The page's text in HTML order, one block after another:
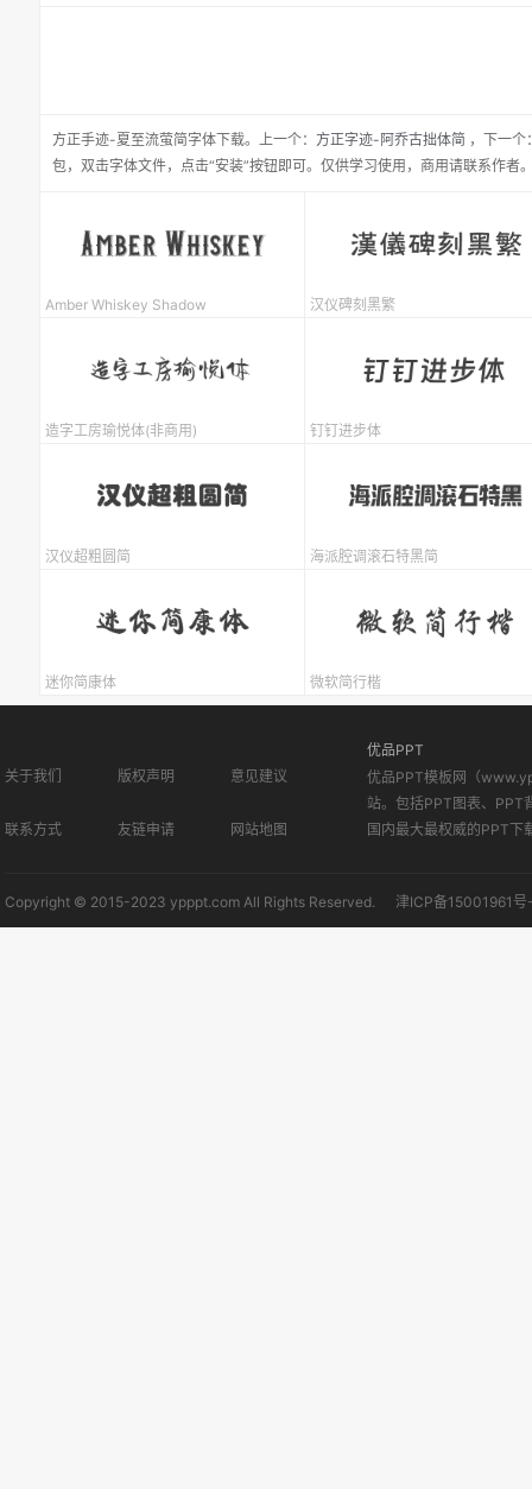
方正手迹-夏至流萤简字体下载。 上一个： 方正字迹-阿乔古拙体简 ， 下一个
包，双击字体文件，点击“安装”按钮即可。仅供学习使用，商用请联系作者
Amber Whiskey Shadow 汉仪碑刻黑繁
造字工房瑜悦体(非商用) 钉钉进步体
汉仪超粗圆简 海派腔调滚石特黑简
迷你简康体 微软简行楷
关于我们 版权声明 意见建议
联系方式 友链申请 网站地图
优品PPT
优品PPT模板网（
站。包括PPT图表、PPT
国内最大最权威的PPT下
Copyright © 2015-2023 ypppt.com All Rights Reserved. 津ICP备15001961号